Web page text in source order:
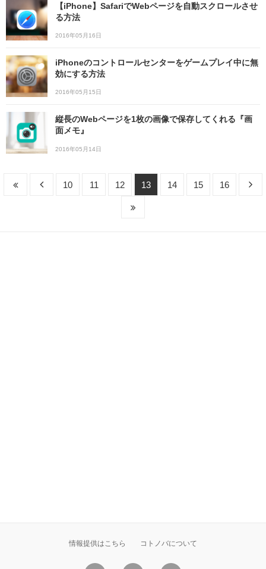
【iPhone】SafariでWebページを自動スクロールさせ
る方法
2016年05月16日
iPhoneのコントロールセンターをゲームプレイ中に無
効にする方法
2016年05月15日
縦長のWebページを1枚の画像で保存してくれる『画
面メモ』
2016年05月14日
10 11 12 13 14 15 16
情報提供はこちら コトノバについて